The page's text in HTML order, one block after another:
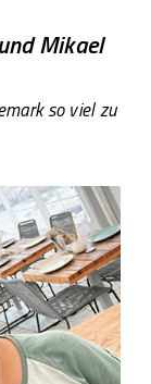
Mikael
so viel zu